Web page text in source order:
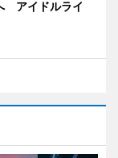
アイドルライ